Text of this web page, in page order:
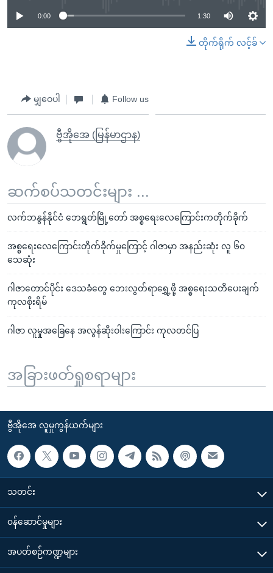
0:00 1:30
တိုက်ရိုက် လင့်ခ်
မျှဝေပါ Follow us
ဗွီအိုအေ (မြန်မာဌာန)
ဆက်စပ်သတင်းများ ...
လက်ဘနွန်နိုင်ငံ ဘေရွတ်မြို့တော် အစ္စရေးလေကြောင်းကတိုက်ခိုက်
အစ္စရေးလေကြောင်းတိုက်ခိုက်မှုကြောင့် ဂါဇာမှာ အနည်းဆုံး လူ ၆၀
သေဆုံး
ဂါဇာတောင်ပိုင်း ဒေသခံတွေ ဘေးလွတ်ရာရွှေ့ဖို့ အစ္စရေးသတိပေးချက်
ကုလစိုးရိမ်
ဂါဇာ လူမှုအခြေနေ အလွန်ဆိုးဝါးကြောင်း ကုလတင်ပြ
အခြားဖတ်ရှုစရာများ
ဗွီအိုအေ လူမှုကွန်ယက်များ
သတင်း
၀န်ဆောင်မှုများ
အပတ်စဉ်ကဏ္ဍများ